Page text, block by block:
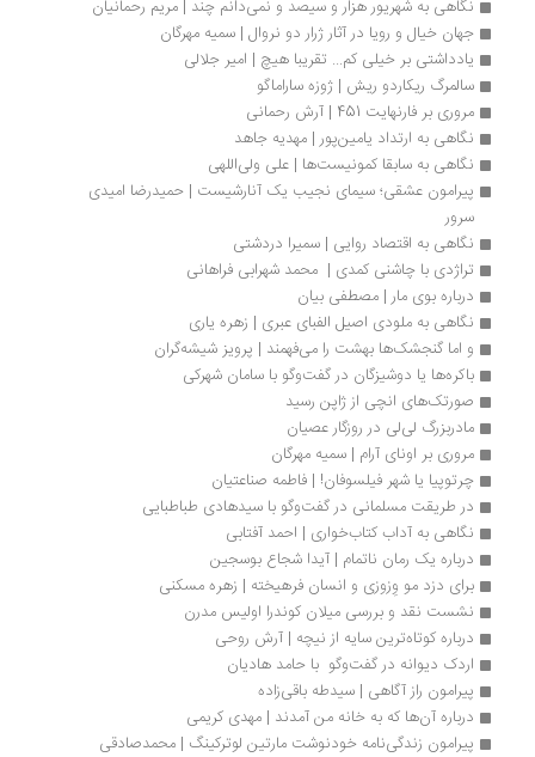
نگاهی به شهریور هزار و سیصد و نمی‌دانم چند | مریم رحمانیان
جهان خیال و رویا در آثار ژرار دو نروال | سمیه مهرگان
یادداشتی بر خیلی کم... تقریبا هیچ | امیر جلالی
سالمرگ ریکاردو ریش | ژوزه ساراماگو
مروری بر فارنهایت 451 | آرش رحمانی
نگاهی به ارتداد یامین‌پور | مهدیه جاهد
نگاهی به سابقا کمونیست‌ها | علی ولی‌اللهی
پیرامون عشقی؛ سیمای نجیب یک آنارشیست | حمیدرضا امیدی
نگاهی به اقتصاد روایی | سمیرا دردشتی
تراژدی با چاشنی کمدی |  محمد شهرابی فراهانی
درباره بوی مار | مصطفی بیان
نگاهی به ملودی اصیل الفبای عبری | زهره یاری
و اما گنجشک‌ها بهشت را می‌فهمند | پرویز شیشه‌گران
باکره‌ها یا دوشیزگان در گفت‌وگو با سامان شهرکی
صورتک‌های انچی از ژاپن رسید
مادربزرگ لی‌لی در روزگار عصیان
مروری بر اونای آرام | سمیه مهرگان
چرتوپیا یا شهر فیلسوفان! | فاطمه صناعتیان
در طریقت مسلمانی در گفت‌وگو با سیدهادی طباطبایی
نگاهی به آداب کتاب‌خواری | احمد آفتابی
درباره یک رمان ناتمام | آیدا شجاع بوسجین
برای دزد مو وِزوزی و انسان فرهیخته | زهره مسکنی
نشست نقد و بررسی میلان کوندرا اولیس مدرن
درباره کوتاه‌ترین سایه از نیچه | آرش روحی
اردک دیوانه در گفت‌وگو  با حامد هادیان
پیرامون راز آگاهی | سیدطه باقی‌زاده
درباره آن‌ها که به خانه‌ من آمدند | مهدی کریمی
پیرامون زندگی‌نامه خودنوشت مارتین لوترکینگ | محمدصادقی